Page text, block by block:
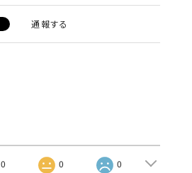
通報する
0 0 0